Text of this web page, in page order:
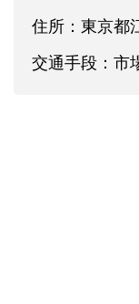
住所：東京都
交通手段：市